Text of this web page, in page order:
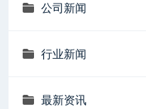
公司新闻
行业新闻
最新资讯